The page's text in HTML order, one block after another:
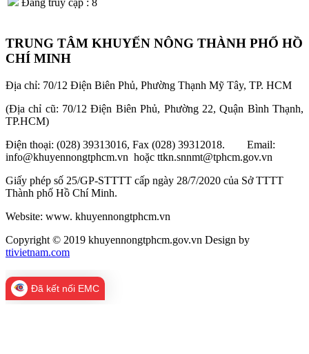
TRUNG TÂM KHUYẾN NÔNG THÀNH PHỐ HỒ
CHÍ MINH
Địa chỉ: 70/12 Điện Biên Phủ, Phường Thạnh Mỹ Tây, TP. HCM
(Địa chỉ cũ: 70/12 Điện Biên Phủ, Phường 22, Quận Bình Thạnh,
TP.HCM)
Điện thoại: (028) 39313016, Fax (028) 39312018. Email:
info@khuyennongtphcm.vn hoặc ttkn.snnmt@tphcm.gov.vn
Giấy phép số 25/GP-STTTT cấp ngày 28/7/2020 của Sở TTTT
Thành phố Hồ Chí Minh.
Website: www. khuyennongtphcm.vn
Copyright © 2019 khuyennongtphcm.gov.vn Design by
ttivietnam.com
Đã kết nối EMC